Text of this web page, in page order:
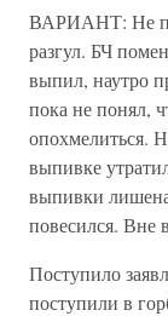
ВАРИАНТ: Не
разгул. БЧ
выпил, наутро
пока не понял,
опохмелиться.
выпивке
выпивки
повесился. Вне
Поступило
поступили в